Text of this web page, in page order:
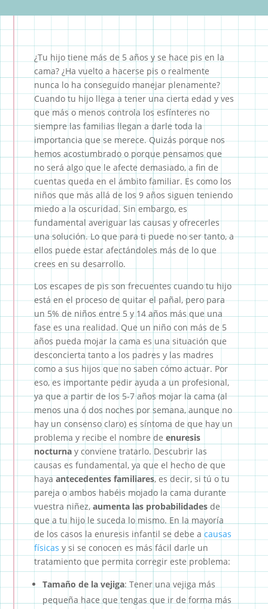
¿Tu hijo tiene más de 5 años y se hace pis en la
cama? ¿Ha vuelto a hacerse pis o realmente
nunca lo ha conseguido manejar plenamente?
Cuando tu hijo llega a tener una cierta edad y ves
que más o menos controla los esfínteres no
siempre las familias llegan a darle toda la
importancia que se merece. Quizás porque nos
hemos acostumbrado o porque pensamos que
no será algo que le afecte demasiado, a fin de
cuentas queda en el ámbito familiar. Es como los
niños que más allá de los 9 años siguen teniendo
miedo a la oscuridad. Sin embargo, es
fundamental averiguar las causas y ofrecerles
una solución. Lo que para ti puede no ser tanto, a
ellos puede estar afectándoles más de lo que
crees en su desarrollo.
Los escapes de pis son frecuentes cuando tu hijo
está en el proceso de quitar el pañal, pero para
un 5% de niños entre 5 y 14 años más que una
fase es una realidad. Que un niño con más de 5
años pueda mojar la cama es una situación que
desconcierta tanto a los padres y las madres
como a sus hijos que no saben cómo actuar. Por
eso, es importante pedir ayuda a un profesional,
ya que a partir de los 5-7 años mojar la cama (al
menos una ó dos noches por semana, aunque no
hay un consenso claro) es síntoma de que hay un
problema y recibe el nombre de enuresis
nocturnay conviene tratarlo. Descubrir las
causas es fundamental, ya que el hecho de que
hayaantecedentes familiares, es decir, si tú o tu
pareja o ambos habéis mojado la cama durante
vuestra niñez,aumenta las probabilidadesde
que a tu hijo le suceda lo mismo. En la mayoría
de los casos la enuresis infantil se debe a causas
físicas y si se conocen es más fácil darle un
tratamiento que permita corregir este problema:
Tamaño de la vejiga: Tener una vejiga más
pequeña hace que tengas que ir de forma más